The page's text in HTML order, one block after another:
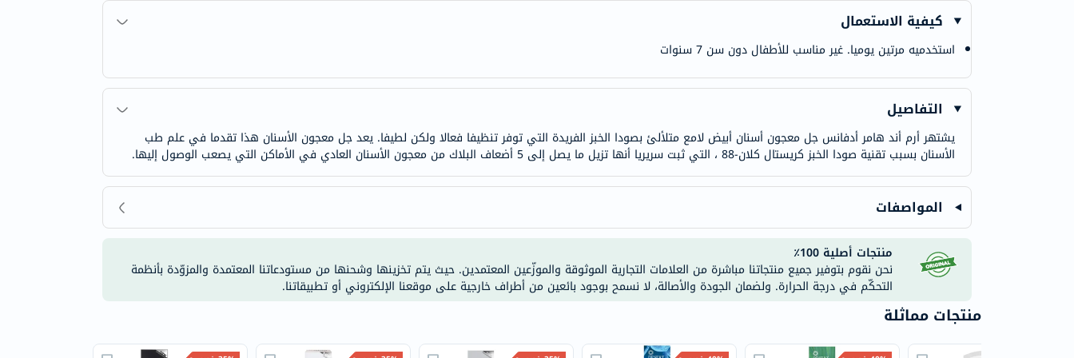
essence
skinceuticals
feel
true-
الصحة
والمكملات
أساسيات
العناية
باقة
كيفية الاستعمال
استخدميه مرتين يوميا. غير مناسب للأطفال دون سن 7 سنوات
التفاصيل
يشتهر أرم أند هامر أدفانس جل معجون أسنان أبيض لامع متلألئ بصودا الخبز الفريدة التي توفر تنظيفا فعالا ولكن لطيفا. يعد جل معجون الأسنان هذا تقدما في علم طب
الأسنان بسبب تقنية صودا الخبز كريستال كلان-88 ، التي ثبت سريريا أنها تزيل ما يصل إلى 5 أضعاف البلاك من معجون الأسنان العادي في الأماكن التي يصعب الوصول إليها.
المواصفات
منتجات أصلية 100٪
نحن نقوم بتوفير جميع منتجاتنا مباشرة من العلامات التجارية الموثوقة والموزّعين المعتمدين. حيث يتم تخزينها وشحنها من مستودعاتنا المعتمدة والمزوّدة بأنظمة
التحكّم في درجة الحرارة. ولضمان الجودة والأصالة، لا نسمح بوجود بائعين من أطراف خارجية على موقعنا الإلكتروني أو تطبيقاتنا.
منتجات مماثلة